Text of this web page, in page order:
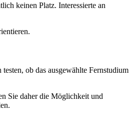
keinen Platz. Interessierte an
ob das ausgewählte Fernstudium
Sie daher die Möglichkeit und